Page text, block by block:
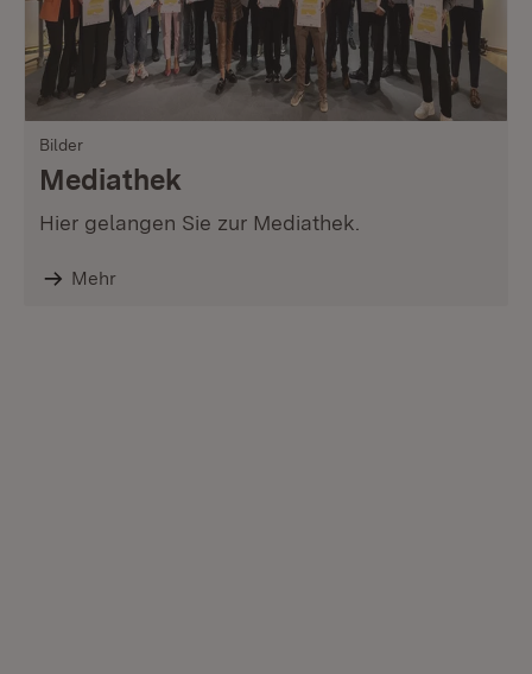
Bilder
Mediathek
Hier gelangen Sie zur Mediathek.
Mehr